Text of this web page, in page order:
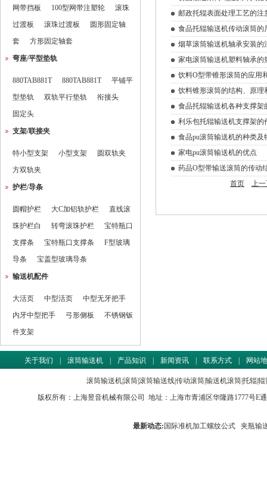
网带挡板
100型网带注塑轮
滚珠
过渡板
滚珠过渡板
圆形固定轴
套
方形固定轴套
弯座/平型垫轨
880TAB881T 880TAB881T
平铺平
型垫轨
双轨平行垫轨
衔接头
固定头
支架/联接夹
特小型支架 小型支架
圆双轨夹
方双轨夹
护栏/导条
圆帽护栏 大C加铝轨护栏
直线滚
珠护栏白
转弯滚珠护栏
宝特瓶口
支撑条
宝特瓶口支撑条
F型玻璃
导条
宝盖型玻璃导条
输送机配件
大活页 中型活页
中型无牙把手
内牙中型把手
弓形侧板
不锈钢钣
件支架
邮政托辊表面处理工艺的注
食品托辊输送机传动滚筒的
烟草滚筒输送机轴承安装的
家电滚筒输送机塑料轴承的
饮料O型带锥形滚筒的应用
饮料锥形滚筒的结构、原理
食品托辊输送机各种支撑架
利乐包托辊输送机支撑架的
食品pu滚筒输送机的种类及
家电pu滚筒输送机的优点
药品O型带输送滚筒的传动
首页
上
关于我们 滚筒输送机 产品知识 新闻资讯 联系方式 网站
滚筒输送机|滚筒|滚筒输送线|传动滚筒|输送机滚筒|托辊|辊
版权所有： 上海昱音机械有限公司 地址：上海市青浦区华隆路1777号E
最新动态: 国际准机加工螺纹公式 夹瓶输